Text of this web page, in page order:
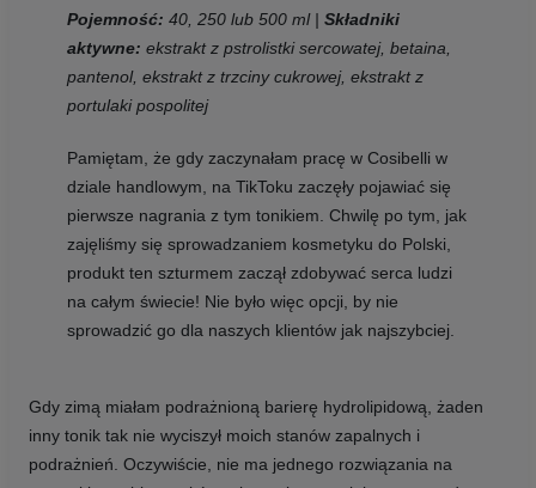
Pojemność: 40, 250 lub 500 ml | Składniki
aktywne: ekstrakt z pstrolistki sercowatej, betaina,
pantenol, ekstrakt z trzciny cukrowej, ekstrakt z
portulaki pospolitej
Pamiętam, że gdy zaczynałam pracę w Cosibelli w
dziale handlowym, na TikToku zaczęły pojawiać się
pierwsze nagrania z tym tonikiem. Chwilę po tym, jak
zajęliśmy się sprowadzaniem kosmetyku do Polski,
produkt ten szturmem zaczął zdobywać serca ludzi
na całym świecie! Nie było więc opcji, by nie
sprowadzić go dla naszych klientów jak najszybciej.
Gdy zimą miałam podrażnioną barierę hydrolipidową, żaden
inny tonik tak nie wyciszył moich stanów zapalnych i
podrażnień. Oczywiście, nie ma jednego rozwiązania na